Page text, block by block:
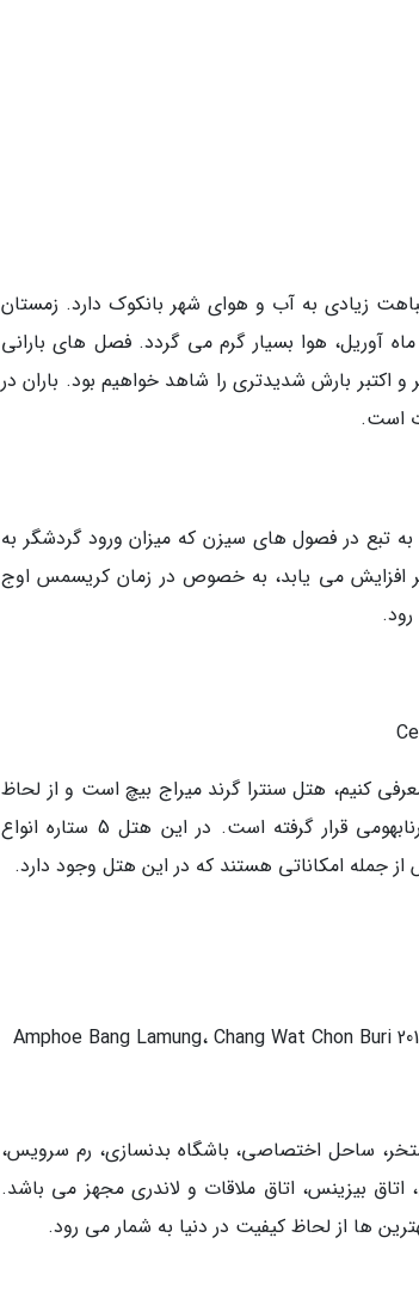
زیادی به آب و هوای شهر بانکوک دارد. زمستان
آوریل، هوا بسیار گرم می گردد. فصل های بارانی
اکتبر بارش شدیدتری را شاهد خواهیم بود. باران در
است.
تبع در فصول های سیزن که میزان ورود گردشگر به
افزایش می یابد، به خصوص در زمان کریسمس اوج
معرفی کنیم، هتل سنترا گرند میراج بیچ است و از لحاظ
موقعیت مکانی در فاصله نیم ساعتی از فرودگاهی بین المللی سووارنابهومی قرار گرفته است. در این هتل 5 ستاره انواع
ساحل اختصاصی، باشگاه بدنسازی، رم سرویس،
اتاق بیزینس، اتاق ملاقات و لاندری مجهز می باشد.
ها از لحاظ کیفیت در دنیا به شمار می رود.